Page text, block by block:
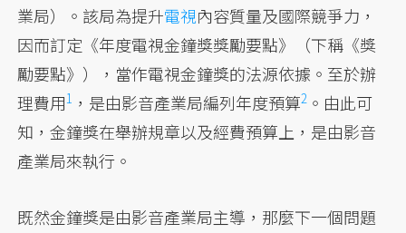
業局）。該局為提升電視內容質量及國際競爭力，
因而訂定《年度電視金鐘獎獎勵要點》（下稱《獎
勵要點》），當作電視金鐘獎的法源依據。至於辦
理費用1 ，是由影音產業局編列年度預算2 。由此可
知，金鐘獎在舉辦規章以及經費預算上，是由影音
產業局來執行。
既然金鐘獎是由影音產業局主導，那麼下一個問題